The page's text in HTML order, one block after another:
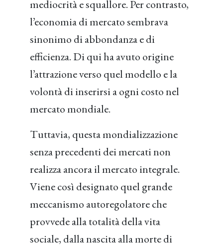
mediocrità e squallore. Per contrasto,
l’economia di mercato sembrava
sinonimo di abbondanza e di
efficienza. Di qui ha avuto origine
l’attrazione verso quel modello e la
volontà di inserirsi a ogni costo nel
mercato mondiale.
Tuttavia, questa mondializzazione
senza precedenti dei mercati non
realizza ancora il mercato integrale.
Viene così designato quel grande
meccanismo autoregolatore che
provvede alla totalità della vita
sociale, dalla nascita alla morte di